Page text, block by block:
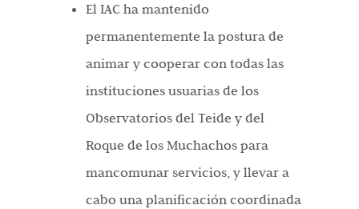
El IAC ha mantenido
permanentemente la postura de
animar y cooperar con todas las
instituciones usuarias de los
Observatorios del Teide y del
Roque de los Muchachos para
mancomunar servicios, y llevar a
cabo una planificación coordinada